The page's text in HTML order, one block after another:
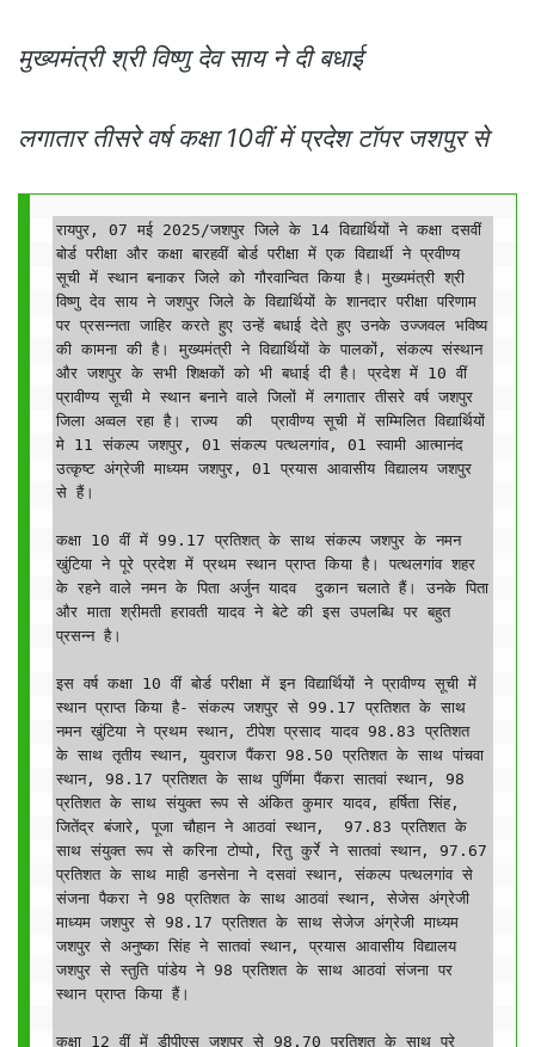
मुख्यमंत्री श्री विष्णु देव साय ने दी बधाई
लगातार तीसरे वर्ष कक्षा 10वीं में प्रदेश टॉपर जशपुर से
रायपुर, 07 मई 2025/जशपुर जिले के 14 विद्यार्थियों ने कक्षा दसवीं
बोर्ड परीक्षा और कक्षा बारहवीं बोर्ड परीक्षा में एक विद्यार्थी ने प्रवीण्य
सूची में स्थान बनाकर जिले को गौरवान्वित किया है। मुख्यमंत्री श्री
विष्णु देव साय ने जशपुर जिले के विद्यार्थियों के शानदार परीक्षा परिणाम
पर प्रसन्नता जाहिर करते हुए उन्हें बधाई देते हुए उनके उज्जवल भविष्य
की कामना की है। मुख्यमंत्री ने विद्यार्थियों के पालकों, संकल्प संस्थान
और जशपुर के सभी शिक्षकों को भी बधाई दी है। प्रदेश में 10 वीं
प्रावीण्य सूची मे स्थान बनाने वाले जिलों में लगातार तीसरे वर्ष जशपुर
जिला अव्वल रहा है। राज्य  की  प्रावीण्य सूची में सम्मिलित विद्यार्थियों
मे 11 संकल्प जशपुर, 01 संकल्प पत्थलगांव, 01 स्वामी आत्मानंद
उत्कृष्ट अंग्रेजी माध्यम जशपुर, 01 प्रयास आवासीय विद्यालय जशपुर
से हैं।
कक्षा 10 वीं में 99.17 प्रतिशत् के साथ संकल्प जशपुर के नमन
खुंटिया ने पूरे प्रदेश में प्रथम स्थान प्राप्त किया है। पत्थलगांव शहर
के रहने वाले नमन के पिता अर्जुन यादव  दुकान चलाते हैं। उनके पिता
और माता श्रीमती हरावती यादव ने बेटे की इस उपलब्धि पर बहुत
प्रसन्न है।
इस वर्ष कक्षा 10 वीं बोर्ड परीक्षा में इन विद्यार्थियों ने प्रावीण्य सूची में
स्थान प्राप्त किया है- संकल्प जशपुर से 99.17 प्रतिशत के साथ
नमन खुंटिया ने प्रथम स्थान, टीपेश प्रसाद यादव 98.83 प्रतिशत
के साथ तृतीय स्थान, युवराज पैंकरा 98.50 प्रतिशत के साथ पांचवा
स्थान, 98.17 प्रतिशत के साथ पुर्णिमा पैंकरा सातवां स्थान, 98
प्रतिशत के साथ संयुक्त रूप से अंकित कुमार यादव, हर्षिता सिंह,
जितेंद्र बंजारे, पूजा चौहान ने आठवां स्थान,  97.83 प्रतिशत के
साथ संयुक्त रूप से करिना टोप्पो, रितु कुर्रे ने सातवां स्थान, 97.67
प्रतिशत के साथ माही डनसेना ने दसवां स्थान, संकल्प पत्थलगांव से
संजना पैकरा ने 98 प्रतिशत के साथ आठवां स्थान, सेजेस अंग्रेजी
माध्यम जशपुर से 98.17 प्रतिशत के साथ सेजेज अंग्रेजी माध्यम
जशपुर से अनुष्का सिंह ने सातवां स्थान, प्रयास आवासीय विद्यालय
जशपुर से स्तुति पांडेय ने 98 प्रतिशत के साथ आठवां संजना पर
स्थान प्राप्त किया हैं।
कक्षा 12 वीं में डीपीएस जशपुर से 98.70 प्रतिशत के साथ पूरे